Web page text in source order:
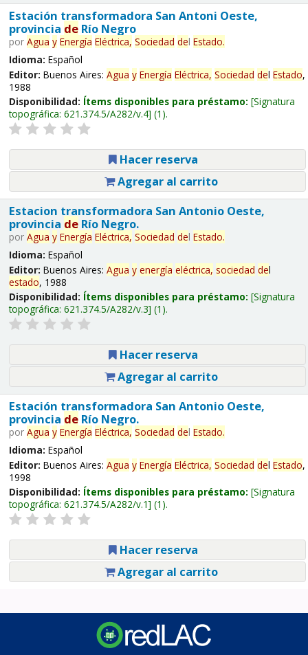
Estación transformadora San Antoni Oeste,
provincia deRío Negro
por Agua y Energía Eléctrica, Sociedad del Estado.
Idioma: Español
Editor: Buenos Aires: Agua y Energía Eléctrica, Sociedad del Estado,
1988
Disponibilidad: Ítems disponibles para préstamo: Signatura
topográfica: 621.374.5/A282/v.4 (1).
Hacer reserva
Agregar al carrito
Estacion transformadora San Antonio Oeste,
provincia deRío Negro.
por Agua y Energía Eléctrica, Sociedad del Estado.
Idioma: Español
Editor: Buenos Aires: Agua y energía eléctrica, sociedad del
estado, 1988
Disponibilidad: Ítems disponibles para préstamo: Signatura
topográfica: 621.374.5/A282/v.3 (1).
Hacer reserva
Agregar al carrito
Estación transformadora San Antonio Oeste,
provincia deRío Negro.
por Agua y Energía Eléctrica, Sociedad del Estado.
Idioma: Español
Editor: Buenos Aires: Agua y Energía Eléctrica, Sociedad del Estado,
1998
Disponibilidad: Ítems disponibles para préstamo: Signatura
topográfica: 621.374.5/A282/v.1 (1).
Hacer reserva
Agregar al carrito